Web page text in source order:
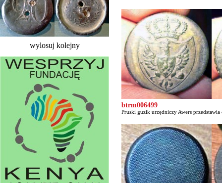
wylosuj kolejny
btrm006499
Pruski guzik urzędniczy Awers